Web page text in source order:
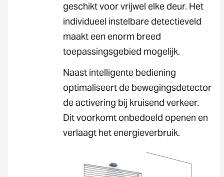
geschikt voor vrijwel elke deur. Het
individueel instelbare detectieveld
maakt een enorm breed
toepassingsgebied mogelijk.
Naast intelligente bediening
optimaliseert de bewegingsdetector
de activering bij kruisend verkeer.
Dit voorkomt onbedoeld openen en
verlaagt het energieverbruik.